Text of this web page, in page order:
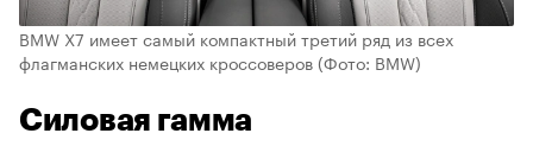
BMW X7 имеет самый компактный третий ряд из всех
флагманских немецких кроссоверов(Фото: BMW)
Силовая гамма